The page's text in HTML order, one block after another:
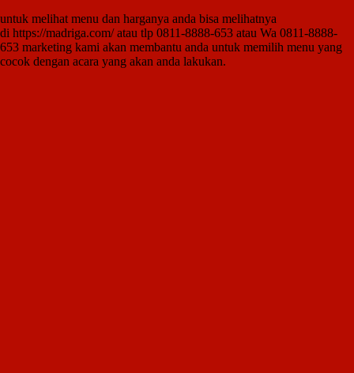
untuk melihat menu dan harganya anda bisa melihatnya
di https://madriga.com/ atau tlp 0811-8888-653 atau Wa 0811-8888-
653 marketing kami akan membantu anda untuk memilih menu yang
cocok dengan acara yang akan anda lakukan.